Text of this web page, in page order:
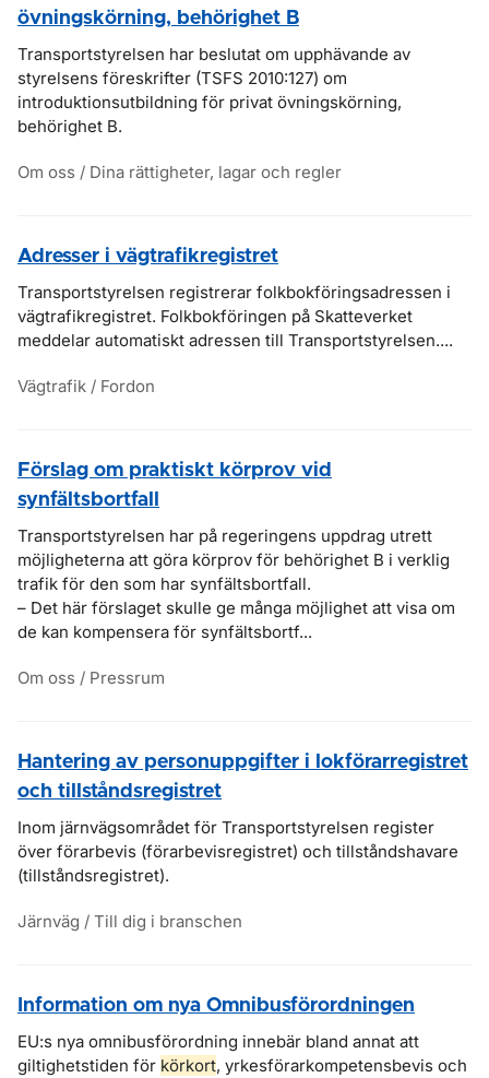
övningskörning, behörighet B
Transportstyrelsen har beslutat om upphävande av
styrelsens föreskrifter (TSFS 2010:127) om
introduktionsutbildning för privat övningskörning,
behörighet B.
Om oss / Dina rättigheter, lagar och regler
Adresser i vägtrafikregistret
Transportstyrelsen registrerar folkbokföringsadressen i
vägtrafikregistret. Folkbokföringen på Skatteverket
meddelar automatiskt adressen till Transportstyrelsen....
Vägtrafik / Fordon
Förslag om praktiskt körprov vid
synfältsbortfall
Transportstyrelsen har på regeringens uppdrag utrett
möjligheterna att göra körprov för behörighet B i verklig
trafik för den som har synfältsbortfall.
– Det här förslaget skulle ge många möjlighet att visa om
de kan kompensera för synfältsbortf...
Om oss / Pressrum
Hantering av personuppgifter i lokförarregistret
och tillståndsregistret
Inom järnvägsområdet för Transportstyrelsen register
över förarbevis (förarbevisregistret) och tillståndshavare
(tillståndsregistret).
Järnväg / Till dig i branschen
Information om nya Omnibusförordningen
EU:s nya omnibusförordning innebär bland annat att
giltighetstiden för körkort, yrkesförarkompetensbevis och